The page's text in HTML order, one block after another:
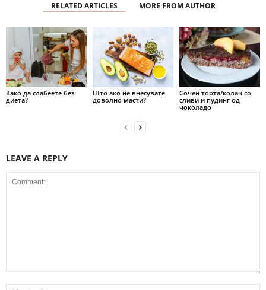
RELATED ARTICLES MORE FROM AUTHOR
Како да слабеете без
диета?
Што ако не внесувате
доволно масти?
Сочен торта/колач со
сливи и пудинг од
чоколадо
LEAVE A REPLY